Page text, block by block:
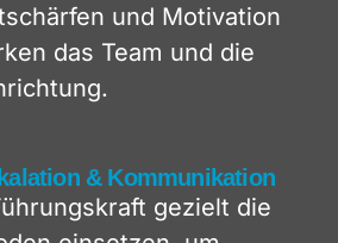
und Motivation
das Team und die
& Kommunikation
gezielt die